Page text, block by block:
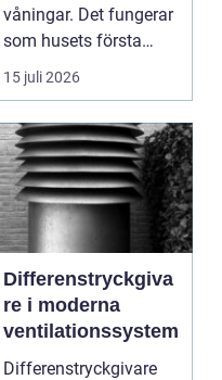
våningar. Det fungerar
som husets första
intryck, mötesplats
oc...
15 juli 2026
Differenstryckgiva
re i moderna
ventilationssystem
Differenstryckgivare